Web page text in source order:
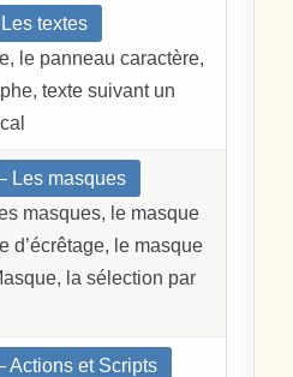
textes
le panneau caractère,
texte suivant un
Les masques
masques, le masque
d’écrêtage, le masque
la sélection par
Actions et Scripts